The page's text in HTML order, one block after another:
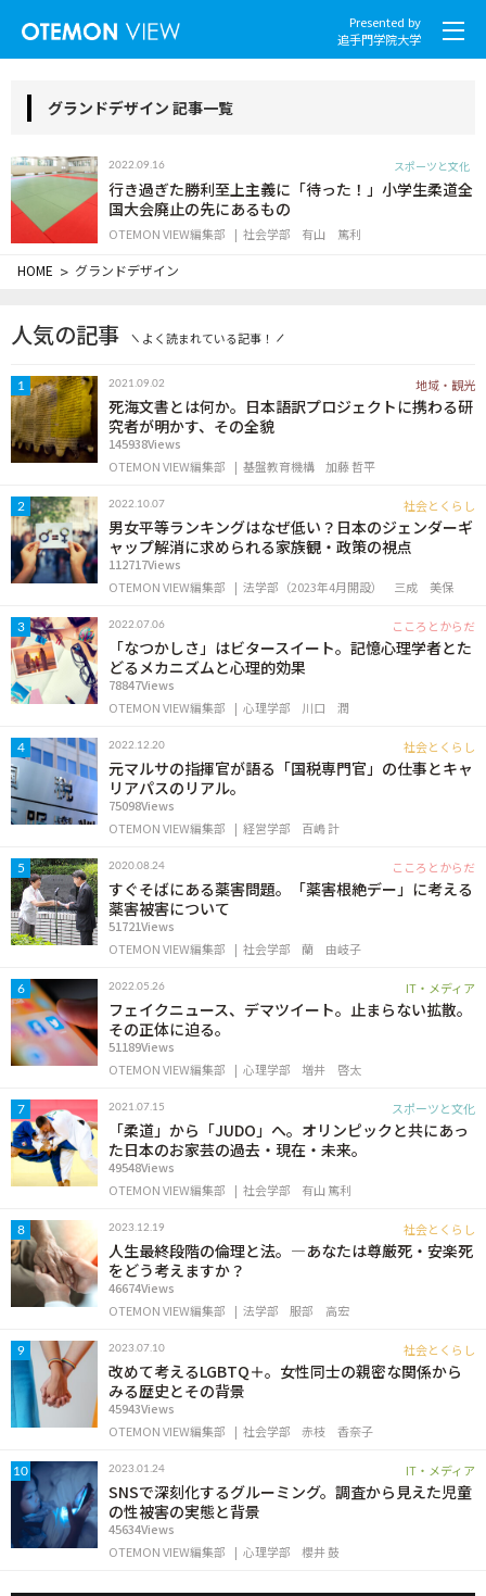
Presented by
追手門学院大学
社会とくらし
グローバル
こころとからだ
IT・メディア
地域・観光
OTEMON VIEWについて
サイトポリシー
FOLLOW US
グランドデザイン 記事一覧
2022.09.16 スポーツと文化
行き過ぎた勝利至上主義に「待った！」小学生柔道全
国大会廃止の先にあるもの
OTEMON VIEW編集部 社会学部 有山 篤利
HOME > グランドデザイン
人気の記事 よく読まれている記事！
1 2021.09.02 地域・観光
死海文書とは何か。日本語訳プロジェクトに携わる研
究者が明かす、その全貌
145938Views
OTEMON VIEW編集部
基盤教育機構 加藤 哲平
2 2022.10.07 社会とくらし
男女平等ランキングはなぜ低い？日本のジェンダーギ
ャップ解消に求められる家族観・政策の視点
112717Views
OTEMON VIEW編集部
法学部（2023年4月開設） 三成 美保
3 2022.07.06 こころとからだ
「なつかしさ」はビタースイート。記憶心理学者とた
どるメカニズムと心理的効果
78847Views
OTEMON VIEW編集部
心理学部 川口 潤
4 2022.12.20 社会とくらし
元マルサの指揮官が語る「国税専門官」の仕事とキャ
リアパスのリアル。
75098Views
OTEMON VIEW編集部
経営学部 百嶋 計
5 2020.08.24 こころとからだ
すぐそばにある薬害問題。「薬害根絶デー」に考える
薬害被害について
51721Views
OTEMON VIEW編集部
社会学部 蘭 由岐子
6 2022.05.26 IT・メディア
フェイクニュース、デマツイート。止まらない拡散。
その正体に迫る。
51189Views
OTEMON VIEW編集部
心理学部 増井 啓太
7 2021.07.15 スポーツと文化
「柔道」から「JUDO」へ。オリンピックと共にあっ
た日本のお家芸の過去・現在・未来。
49548Views
OTEMON VIEW編集部
社会学部 有山 篤利
8 2023.12.19 社会とくらし
人生最終段階の倫理と法。―あなたは尊厳死・安楽死
をどう考えますか？
46674Views
OTEMON VIEW編集部
法学部 服部 高宏
9 2023.07.10 社会とくらし
改めて考えるLGBTQ＋。女性同士の親密な関係から
みる歴史とその背景
45943Views
OTEMON VIEW編集部
社会学部 赤枝 香奈子
10 2023.01.24 IT・メディア
SNSで深刻化するグルーミング。調査から見えた児童
の性被害の実態と背景
45634Views
OTEMON VIEW編集部
心理学部 櫻井 鼓